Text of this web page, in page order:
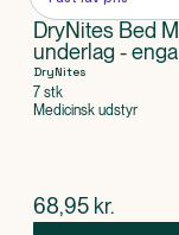
DryNites Bed
underlag -
DryNites
7 stk
Medicinsk udstyr
$nuværende pris
68,95 kr.